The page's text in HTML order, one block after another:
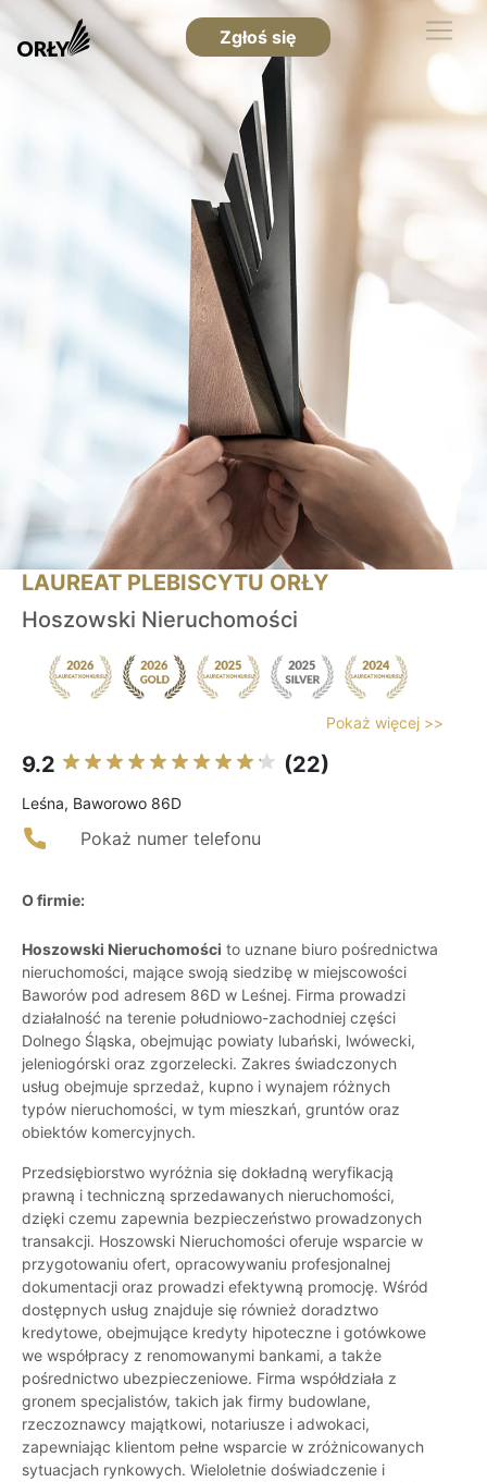
Zgłoś się
LAUREAT PLEBISCYTU ORŁY
Hoszowski Nieruchomości
Pokaż więcej >>
9.2 (22)
Leśna, Baworowo 86D
Pokaż numer telefonu
O firmie:
Hoszowski Nieruchomości to uznane biuro pośrednictwa
nieruchomości, mające swoją siedzibę w miejscowości
Baworów pod adresem 86D w Leśnej. Firma prowadzi
działalność na terenie południowo-zachodniej części
Dolnego Śląska, obejmując powiaty lubański, lwówecki,
jeleniogórski oraz zgorzelecki. Zakres świadczonych
usług obejmuje sprzedaż, kupno i wynajem różnych
typów nieruchomości, w tym mieszkań, gruntów oraz
obiektów komercyjnych.
Przedsiębiorstwo wyróżnia się dokładną weryfikacją
prawną i techniczną sprzedawanych nieruchomości,
dzięki czemu zapewnia bezpieczeństwo prowadzonych
transakcji. Hoszowski Nieruchomości oferuje wsparcie w
przygotowaniu ofert, opracowywaniu profesjonalnej
dokumentacji oraz prowadzi efektywną promocję. Wśród
dostępnych usług znajduje się również doradztwo
kredytowe, obejmujące kredyty hipoteczne i gotówkowe
we współpracy z renomowanymi bankami, a także
pośrednictwo ubezpieczeniowe. Firma współdziała z
gronem specjalistów, takich jak firmy budowlane,
rzeczoznawcy majątkowi, notariusze i adwokaci,
zapewniając klientom pełne wsparcie w zróżnicowanych
sytuacjach rynkowych. Wieloletnie doświadczenie i